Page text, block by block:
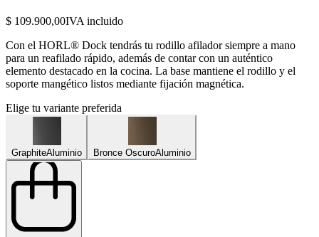
$ 109.900,00IVA incluido
Con el HORL® Dock tendrás tu rodillo afilador siempre a mano
para un reafilado rápido, además de contar con un auténtico
elemento destacado en la cocina. La base mantiene el rodillo y el
soporte mangético listos mediante fijación magnética.
Elige tu variante preferida
GraphiteAluminio Bronce OscuroAluminio